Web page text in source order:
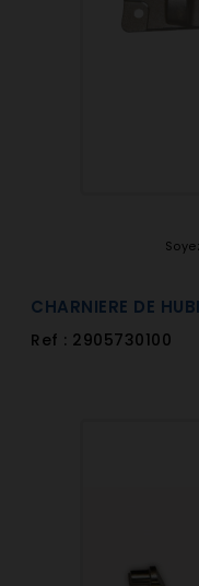
CHARNIERE DE
Ref : 2905730100